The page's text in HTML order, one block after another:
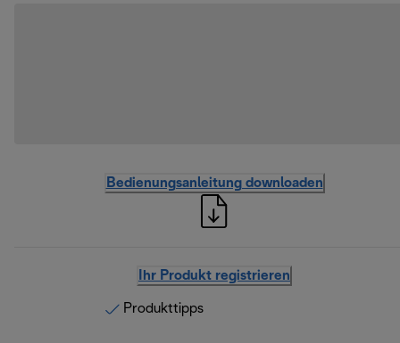
Bedienungsanleitung downloaden
Ihr Produkt registrieren
Produkttipps